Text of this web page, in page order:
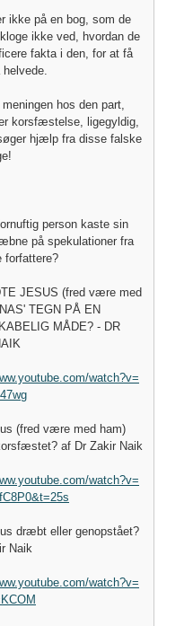
ikke på en bog, som de
ikke ved, hvordan de
fakta i den, for at få
meningen hos den part,
korsfæstelse, ligegyldig,
hjælp fra disse falske
person kaste sin
på spekulationer fra
forfattere?
JESUS (fred være med
TEGN PÅ EN
MÅDE? - DR
watch?v=
(fred være med ham)
af Dr Zakir Naik
watch?v=
dræbt eller genopstået?
Naik
watch?v=